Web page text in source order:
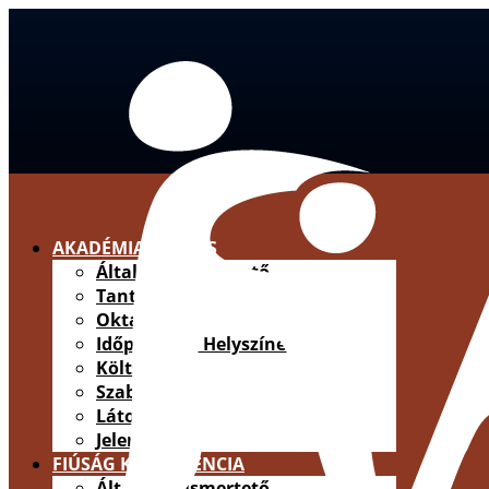
AKADÉMIAI KÉPZÉS
Általános ismertető
Tantárgyleírások
Oktatók
Időpontok / Helyszínek
Költségek
Szabályzat
Látogatás
Jelentkezés
FIÚSÁG KONFERENCIA